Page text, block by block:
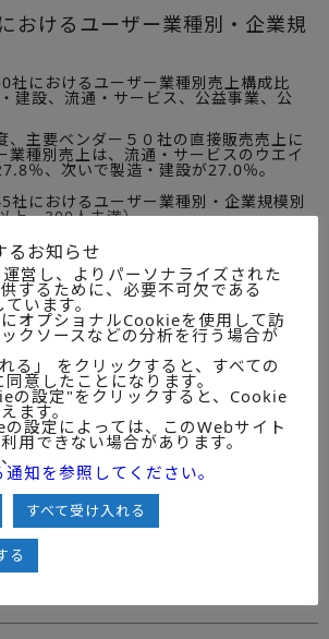
おけるユーザー業種別・企業規
社におけるユーザー業種別売上構成比
建設、流通・サービス、公益事業、公
主要ベンダー５０社の直接販売売上に
業種別売上は、流通・サービスのウエイ
％、次いで製造・建設が27.0％。
社におけるユーザー業種別・企業規模別
上、300人未満）
直販売上におけるユーザー企業規模別
は、従業員３００人以上が90.7％、３０
。
ー50社におけるビジネス系ソリ
向
るビジネス系ソリューション売上構成比
直販売上におけるビジネス系ソリュー
計は、前年度比105.5％
ューション売上におけるソリューション
業種、ERP/SCM、CRM/BI、グループウ
ティ）
連ソリューションは、２００５年度、
で急拡大している。
個別企業実態（50社）
るお知らせ
営し、よりパーソナライズされた
するために、必要不可欠である
います。
オプショナルCookieを使用して訪
クソースなどの分析を行う場合が
れる」 をクリックすると、すべての
意したことになります。
の設定"をクリックすると、Cookie
ます。
設定によっては、このWebサイト
用できない場合があります。
知を参照してください。
すべて受け入れる
る